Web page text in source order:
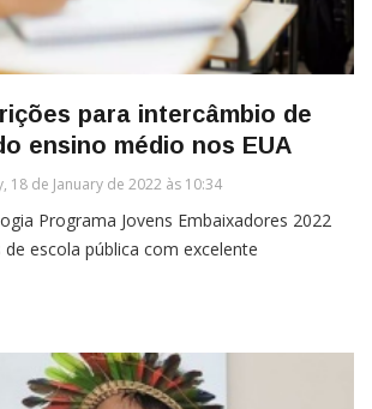
para intercâmbio de
ensino médio nos EUA
18 de January de 2022 às 10:34
Programa Jovens Embaixadores 2022
escola pública com excelente